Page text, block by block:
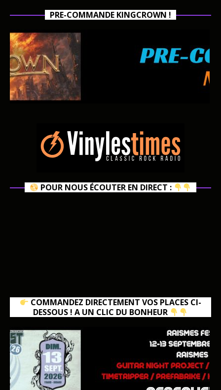
PRE-COMMANDE KINGCROWN !
POUR NOUS ÉCOUTER EN DIRECT :
COMMANDEZ DIRECTEMENT VOS PLACES CI-
DESSOUS ! A UN CLIC DU BONHEUR